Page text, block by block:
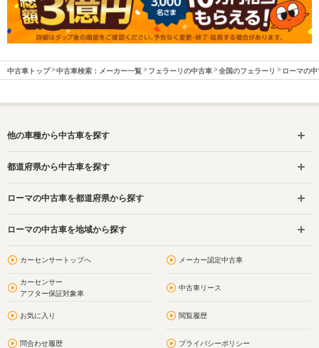
中古車トップ 中古車検索：メーカー一覧 フェラーリの中古車 全国のフェラーリ ローマの
他の車種から中古車を探す
都道府県から中古車を探す
ローマの中古車を都道府県から探す
ローマの中古車を地域から探す
カーセンサートップへ メーカー認定中古車
カーセンサー
アフター保証対象車
中古車リース
お気に入り 閲覧履歴
問合わせ履歴 プライバシーポリシー